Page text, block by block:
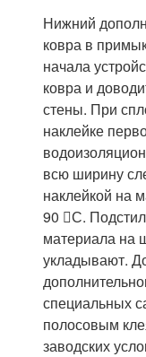
Нижний
ковра в
начала
ковра и
стены. При
наклейке
всю ширину
наклейкой на
90 С.
материала на
укладывают.
специальных
полосовым
заводских